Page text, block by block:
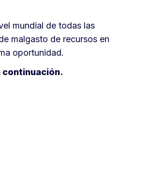
mundial de todas las
malgasto de recursos en
oportunidad.
continuación.